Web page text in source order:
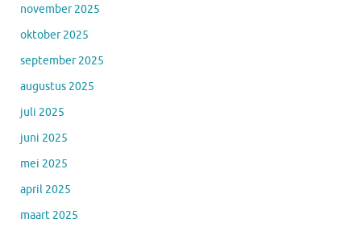
november 2025
oktober 2025
september 2025
augustus 2025
juli 2025
juni 2025
mei 2025
april 2025
maart 2025